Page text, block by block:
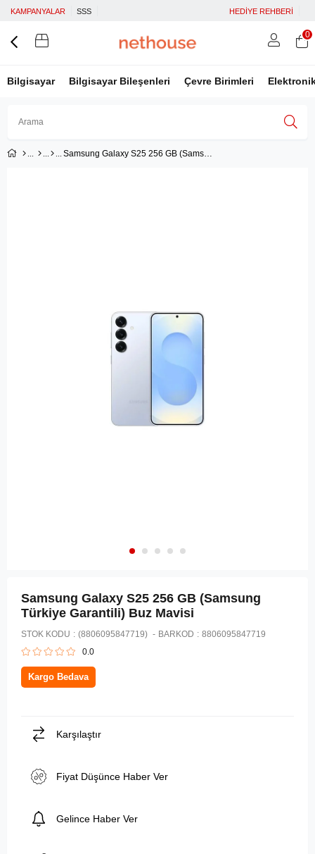
KAMPANYALAR SSS HEDİYE REHBERİ
Bilgisayar Bilgisayar Bileşenleri Çevre Birimleri
Üye Girişi Üye Ol Facebook İle Bağlan
0
Samsung Galaxy S25 256 GB (Samsung Türkiye Garantili) Buz Mavisi
Samsung Galaxy S25 256 GB (Samsung
Türkiye Garantili) Buz Mavisi
STOK KODU (8806095847719) BARKOD : 8806095847719
0.0
Kargo Bedava
Karşılaştır
Fiyat Düşünce Haber Ver
Gelince Haber Ver